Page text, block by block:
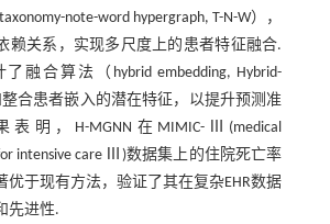
note-word hypergraph, T-N-W），
赖关系，实现多尺度上的患者特征融合.
融合算法（hybrid embedding, Hybrid-
合患者嵌入的潜在特征，以提升预测准
明，H-MGNN在MIMIC-Ⅲ(medical
intensive care Ⅲ)数据集上的住院死亡率
优于现有方法，验证了其在复杂EHR数据
先进性.